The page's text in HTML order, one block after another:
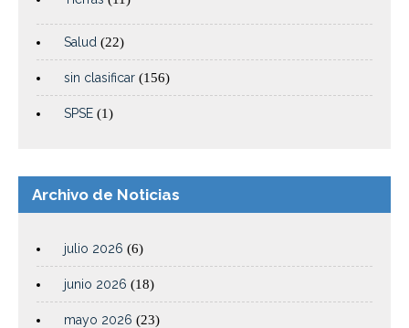
Salud (22)
sin clasificar (156)
SPSE (1)
Archivo de Noticias
julio 2026 (6)
junio 2026 (18)
mayo 2026 (23)